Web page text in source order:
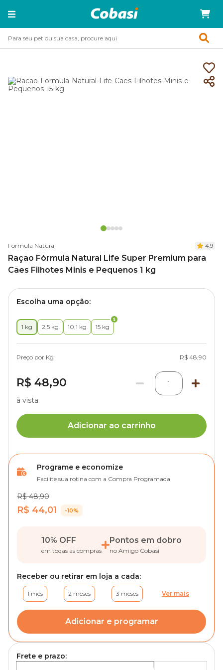
Formula Natural 4.9
Ração Fórmula Natural Life Super Premium para
Cães Filhotes Minis e Pequenos 1 kg
Escolha uma opção:
1 kg 2,5 kg 10,1 kg 15 kg
Preço por Kg R$ 48,90
R$ 48,90 1
à vista
Adicionar ao carrinho
Programe e economize
Facilite sua rotina com a Compra Programada
R$ 48,90
R$ 44,01 -10%
10% OFF
em todas as compras
Pontos em dobro
no Amigo Cobasi
Receber ou retirar em loja a cada:
1 mês 2 meses 3 meses Ver mais
Adicionar e programar
Frete e prazo: